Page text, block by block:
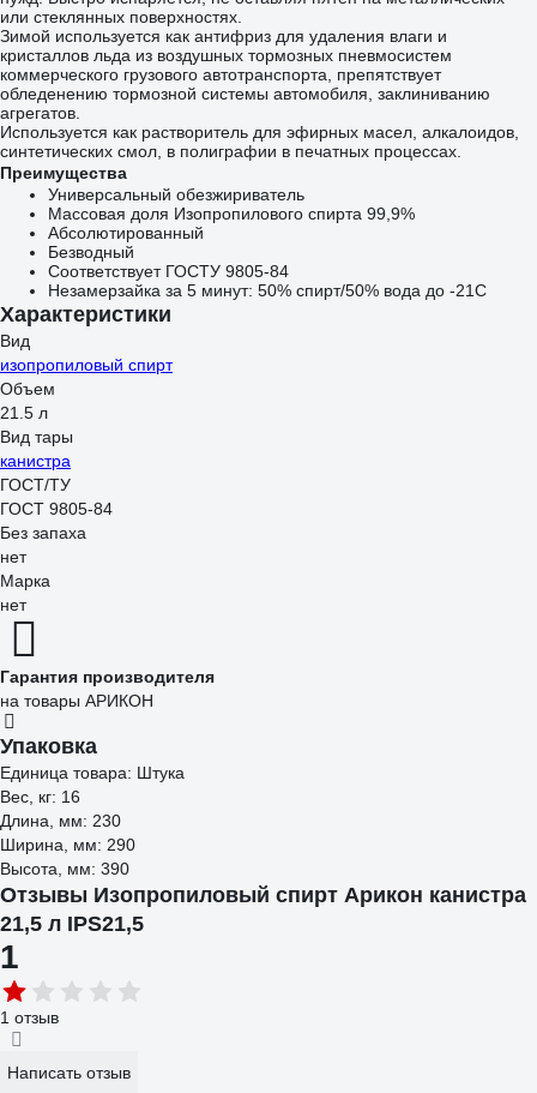
или стеклянных поверхностях.
Зимой используется как антифриз для удаления влаги и
кристаллов льда из воздушных тормозных пневмосистем
коммерческого грузового автотранспорта, препятствует
обледенению тормозной системы автомобиля, заклиниванию
агрегатов.
Используется как растворитель для эфирных масел, алкалоидов,
синтетических смол, в полиграфии в печатных процессах.
Преимущества
Универсальный обезжириватель
Массовая доля Изопропилового спирта 99,9%
Абсолютированный
Безводный
Соответствует ГОСТУ 9805-84
Незамерзайка за 5 минут: 50% спирт/50% вода до -21С
Характеристики
Вид
изопропиловый спирт
Объем
21.5 л
Вид тары
канистра
ГОСТ/ТУ
ГОСТ 9805-84
Без запаха
нет
Марка
нет
Гарантия производителя
на товары АРИКОН
Упаковка
Единица товара: Штука
Вес, кг: 16
Длина, мм: 230
Ширина, мм: 290
Высота, мм: 390
Отзывы Изопропиловый спирт Арикон канистра
21,5 л IPS21,5
1
1 отзыв
Написать отзыв